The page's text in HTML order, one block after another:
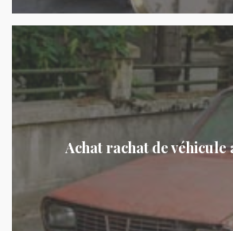
Achat rachat de véhicule